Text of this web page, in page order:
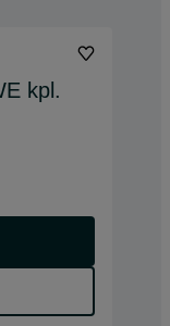
kpl.